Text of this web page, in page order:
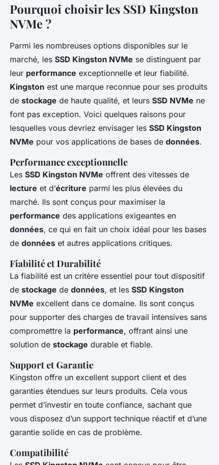
Pourquoi choisir les SSD Kingston
NVMe ?
Parmi les nombreuses options disponibles sur le
marché, les SSD Kingston NVMe se distinguent par
leur performance exceptionnelle et leur fiabilité.
Kingston est une marque reconnue pour ses produits
de stockage de haute qualité, et leurs SSD NVMe ne
font pas exception. Voici quelques raisons pour
lesquelles vous devriez envisager les SSD Kingston
NVMe pour vos applications de bases de données.
Performance exceptionnelle
Les SSD Kingston NVMe offrent des vitesses de
lecture et d’écriture parmi les plus élevées du
marché. Ils sont conçus pour maximiser la
performance des applications exigeantes en
données, ce qui en fait un choix idéal pour les bases
de données et autres applications critiques.
Fiabilité et Durabilité
La fiabilité est un critère essentiel pour tout dispositif
de stockage de données, et les SSD Kingston
NVMe excellent dans ce domaine. Ils sont conçus
pour supporter des charges de travail intensives sans
compromettre la performance, offrant ainsi une
solution de stockage durable et fiable.
Support et Garantie
Kingston offre un excellent support client et des
garanties étendues sur leurs produits. Cela vous
permet d’investir en toute confiance, sachant que
vous disposez d’un support technique réactif et d’une
garantie solide en cas de problème.
Compatibilité